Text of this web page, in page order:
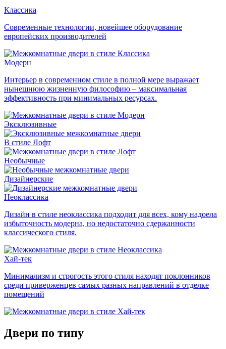
Классика
Современные технологии, новейшее оборудование
европейских производителей
Модерн
Интерьер в современном стиле в полной мере выражает
нынешнюю жизненную философию – максимальная
эффективность при минимальных ресурсах.
Эксклюзивные
В стиле Лофт
Необычные
Дизайнерские
Неоклассика
Дизайн в стиле неоклассика подходит для всех, кому надоела
избыточность модерна, но недостаточно сдержанности
классического стиля.
Хай-тек
Минимализм и строгость этого стиля находят поклонников
среди приверженцев самых разных направлений в отделке
помещений
Двери по типу